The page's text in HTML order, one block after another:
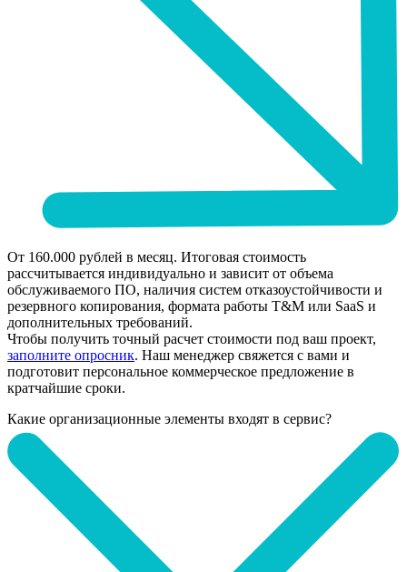
От 160.000 рублей в месяц. Итоговая стоимость
рассчитывается индивидуально и зависит от объема
обслуживаемого ПО, наличия систем отказоустойчивости и
резервного копирования, формата работы T&M или SaaS и
дополнительных требований.
Чтобы получить точный расчет стоимости под ваш проект,
заполните опросник. Наш менеджер свяжется с вами и
подготовит персональное коммерческое предложение в
кратчайшие сроки.
Какие организационные элементы входят в сервис?